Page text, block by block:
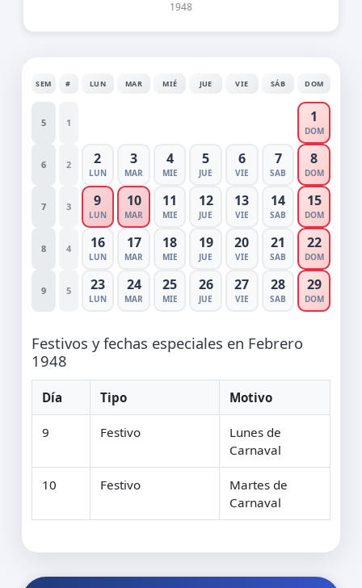
1948
SEM # LUN MAR MIÉ JUE VIE SÁB DOM
5 1 1
DOM
6 2 2
LUN
3
MAR
4
MIE
5
JUE
6
VIE
7
SAB
8
DOM
7 3 9
LUN
10
MAR
11
MIE
12
JUE
13
VIE
14
SAB
15
DOM
8 4 16
LUN
17
MAR
18
MIE
19
JUE
20
VIE
21
SAB
22
DOM
9 5 23
LUN
24
MAR
25
MIE
26
JUE
27
VIE
28
SAB
29
DOM
Festivos y fechas especiales en Febrero
1948
Día Tipo Motivo
9 Festivo
Lunes de
Carnaval
10 Festivo
Martes de
Carnaval